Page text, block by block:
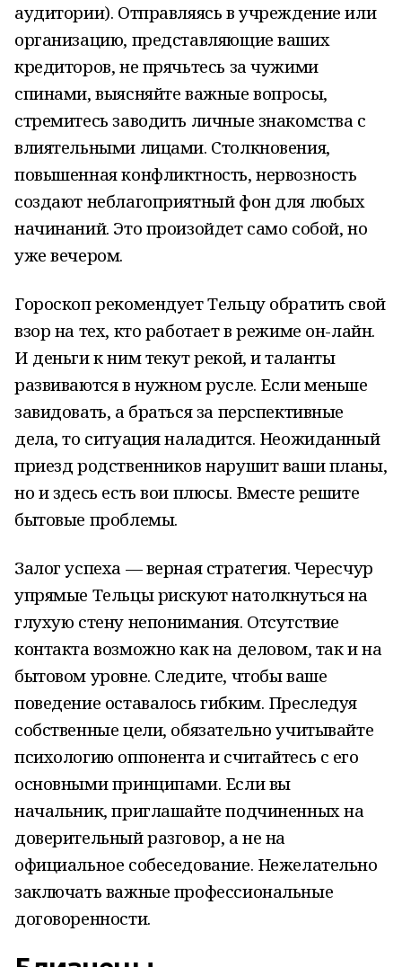
аудитории). Отправляясь в учреждение или
организацию, представляющие ваших
кредиторов, не прячьтесь за чужими
спинами, выясняйте важные вопросы,
стремитесь заводить личные знакомства с
влиятельными лицами. Столкновения,
повышенная конфликтность, нервозность
создают неблагоприятный фон для любых
начинаний. Это произойдет само собой, но
уже вечером.
Гороскоп рекомендует Тельцу обратить свой
взор на тех, кто работает в режиме он-лайн.
И деньги к ним текут рекой, и таланты
развиваются в нужном русле. Если меньше
завидовать, а браться за перспективные
дела, то ситуация наладится. Неожиданный
приезд родственников нарушит ваши планы,
но и здесь есть вои плюсы. Вместе решите
бытовые проблемы.
Залог успеха — верная стратегия. Чересчур
упрямые Тельцы рискуют натолкнуться на
глухую стену непонимания. Отсутствие
контакта возможно как на деловом, так и на
бытовом уровне. Следите, чтобы ваше
поведение оставалось гибким. Преследуя
собственные цели, обязательно учитывайте
психологию оппонента и считайтесь с его
основными принципами. Если вы
начальник, приглашайте подчиненных на
доверительный разговор, а не на
официальное собеседование. Нежелательно
заключать важные профессиональные
договоренности.